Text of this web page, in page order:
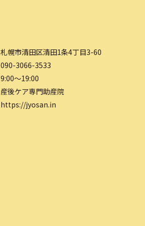
札幌市清田区清田1条4丁目3-60
090-3066-3533
9:00～19:00
産後ケア専門助産院
https://jyosan.in